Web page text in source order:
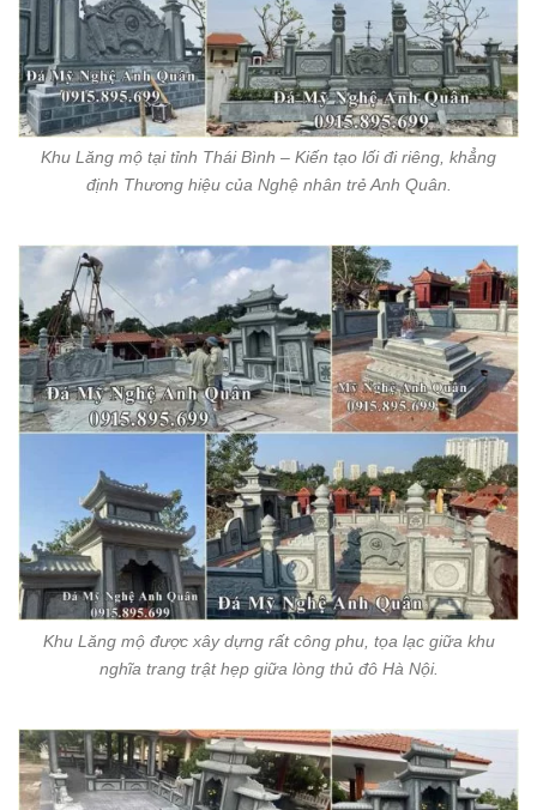
Khu Lăng mộ tại tỉnh Thái Bình – Kiến tạo lối đi riêng, khẳng
định Thương hiệu của Nghệ nhân trẻ Anh Quân.
Khu Lăng mộ được xây dựng rất công phu, tọa lạc giữa khu
nghĩa trang trật hẹp giữa lòng thủ đô Hà Nội.